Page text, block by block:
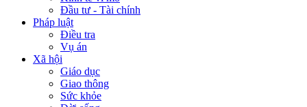
Đầu tư - Tài chính
Pháp luật
Điều tra
Vụ án
Xã hội
Giáo dục
Giao thông
Sức khỏe